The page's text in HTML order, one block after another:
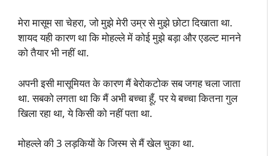
मेरा मासूम सा चेहरा, जो मुझे मेरी उम्र से मुझे छोटा दिखाता था.
शायद यही कारण था कि मोहल्ले में कोई मुझे बड़ा और एडल्ट मानने
को तैयार भी नहीं था.
अपनी इसी मासूमियत के कारण मैं बेरोकटोक सब जगह चला जाता
था. सबको लगता था कि मैं अभी बच्चा हूँ, पर ये बच्चा कितना गुल
खिला रहा था, ये किसी को नहीं पता था.
मोहल्ले की 3 लड़कियों के जिस्म से मैं खेल चुका था.